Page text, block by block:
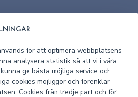
för att optimera webbplatsens
analysera statistik så att vi i våra
ge bästa möjliga service och
cookies möjliggör och förenklar
Cookies från tredje part och för